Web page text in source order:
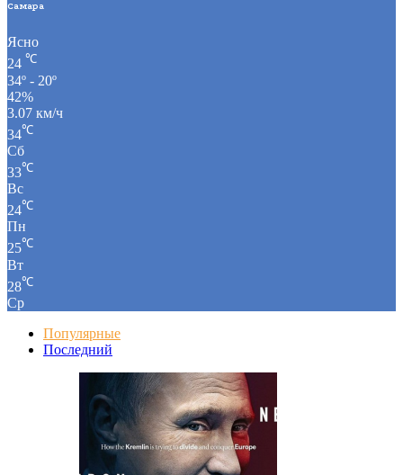
Самара
Ясно
24 ℃
34º - 20º
42%
3.07 км/ч
34℃
Сб
33℃
Вс
24℃
Пн
25℃
Вт
28℃
Ср
Популярные
Последний